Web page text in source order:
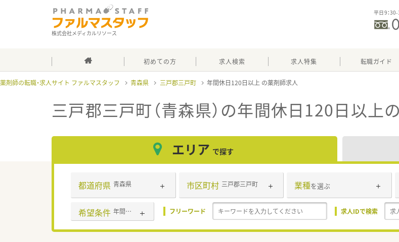
株式会社メディカルリソース
平日9：
初めての方 求人検索 求人特集 転職ガイド
薬剤師の転職・求人サイト ファルマスタッフ 青森県 三戸郡三戸町 年間休日120日以上
三戸郡三戸町（青森県）の年間休日120日以上
エリア で探す
都道府県 青森県 市区町村 三戸郡三戸町 業種を選ぶ
希望条件 年間休日120日以上 フリーワード 求人IDで検索